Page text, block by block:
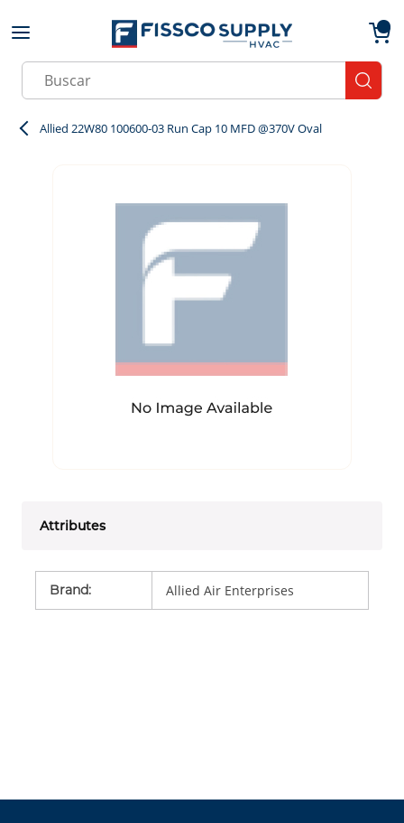
Skip to main content
Site Search
Allied 22W80 100600-03 Run Cap 10 MFD @370V Oval
Attributes
Brand: Allied Air Enterprises